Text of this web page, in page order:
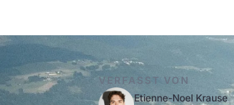
VERFASST VON
Etienne-Noel Krause